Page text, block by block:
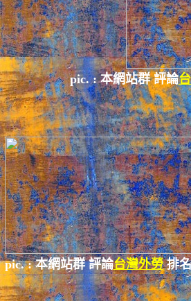
pic. :本網站群評論
pic. :本網站群評論台灣外勞排名